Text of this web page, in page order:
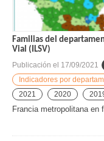
Familias del
Vial (ILSV)
Publicación el 17/09/2021
Indicadores por
2021
2020
Francia metropolitana en